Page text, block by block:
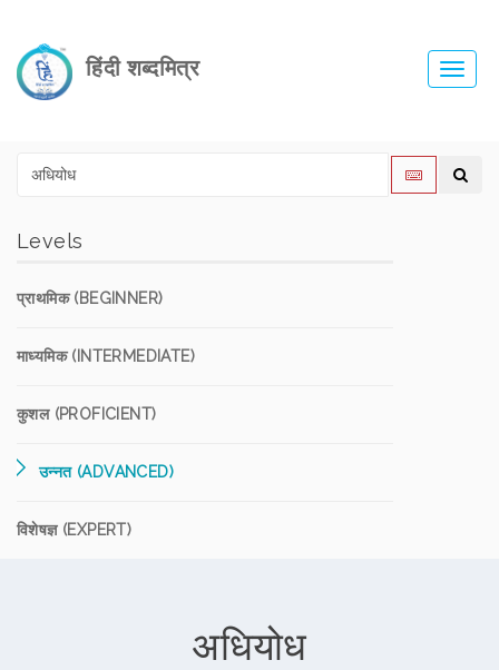
हिंदी शब्दमित्र
Levels
प्राथमिक (BEGINNER)
माध्यमिक (INTERMEDIATE)
कुशल (PROFICIENT)
उन्नत (ADVANCED)
विशेषज्ञ (EXPERT)
अधियोध